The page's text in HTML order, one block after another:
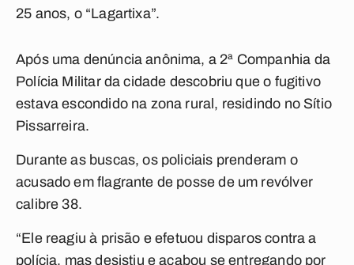
25 anos, o “Lagartixa”.
Após uma denúncia anônima, a 2ª Companhia da
Polícia Militar da cidade descobriu que o fugitivo
estava escondido na zona rural, residindo no Sítio
Pissarreira.
Durante as buscas, os policiais prenderam o
acusado em flagrante de posse de um revólver
calibre 38.
“Ele reagiu à prisão e efetuou disparos contra a
polícia, mas desistiu e acabou se entregando por